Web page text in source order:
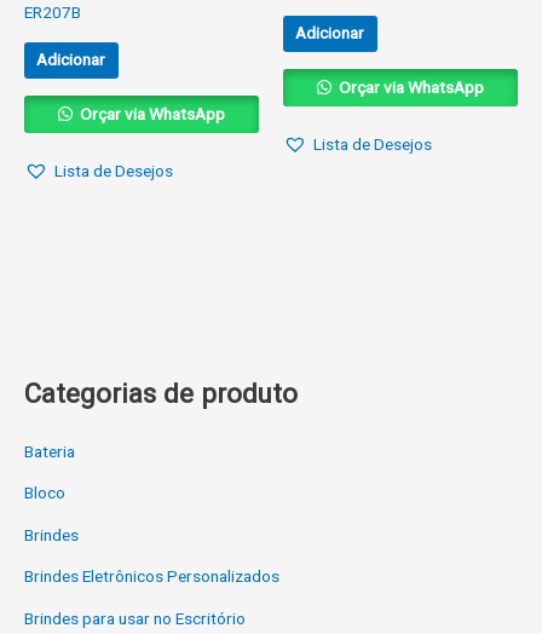
Categorias de produto
Bateria
Bloco
Brindes
Brindes Eletrônicos Personalizados
Brindes para usar no Escritório
ER207B
Adicionar
Orçar via WhatsApp
Lista de Desejos
Adicionar
Orçar via WhatsApp
Lista de Desejos